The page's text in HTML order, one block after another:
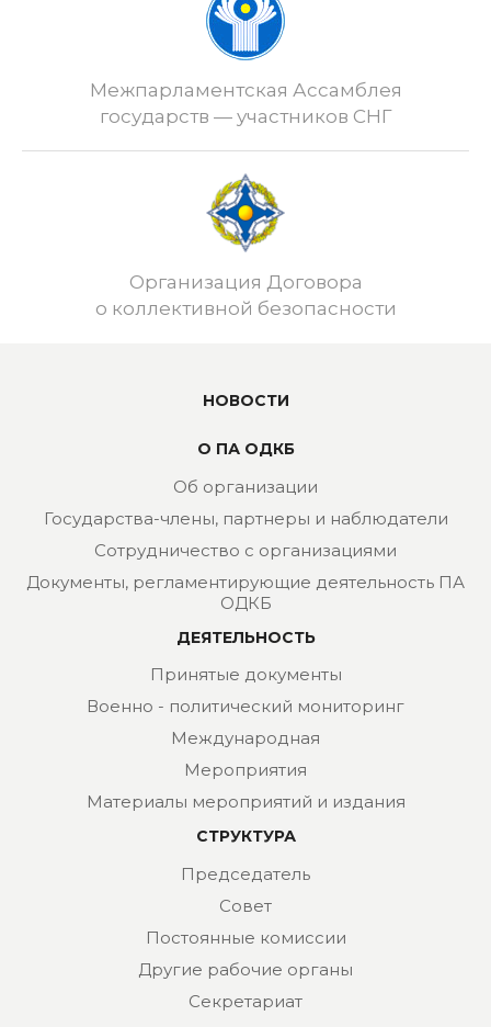
Межпарламентская Ассамблея
государств — участников СНГ
Организация Договора
о коллективной безопасности
НОВОСТИ
О ПА ОДКБ
Об организации
Государства-члены, партнеры и наблюдатели
Сотрудничество с организациями
Документы, регламентирующие деятельность ПА
ОДКБ
ДЕЯТЕЛЬНОСТЬ
Принятые документы
Военно - политический мониторинг
Международная
Мероприятия
Материалы мероприятий и издания
СТРУКТУРА
Председатель
Совет
Постоянные комиссии
Другие рабочие органы
Секретариат